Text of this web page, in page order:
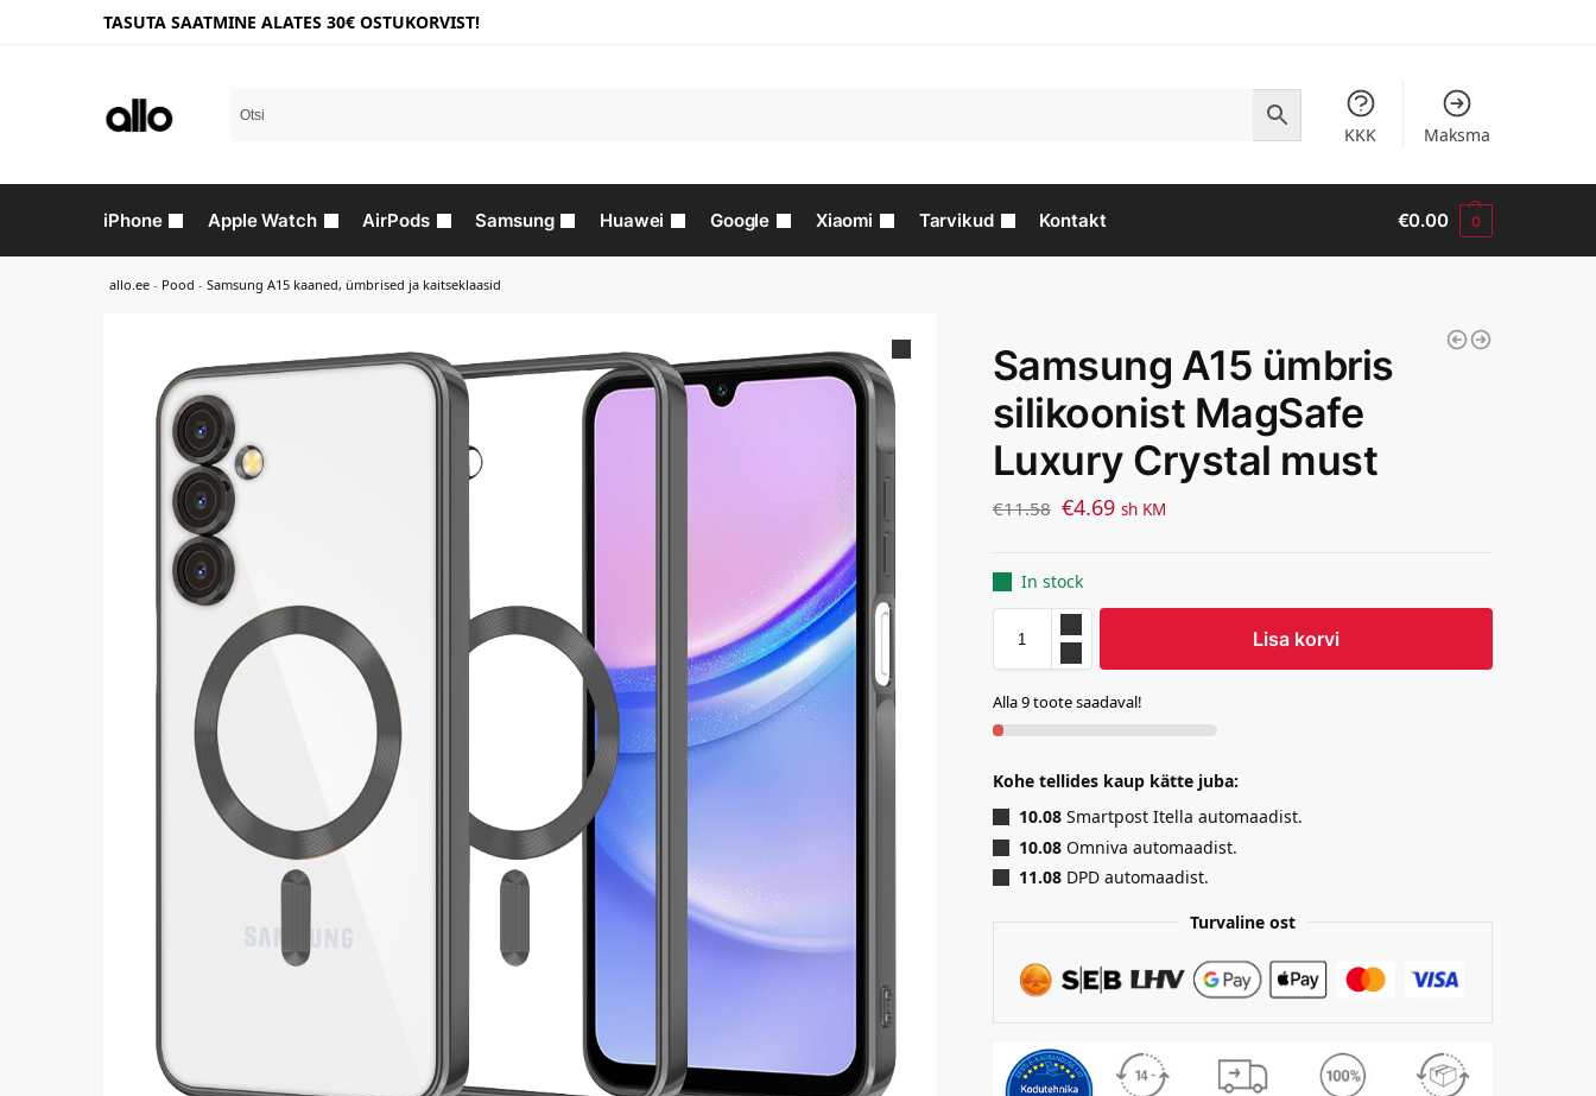
TASUTA SAATMINE ALATES 30€ OSTUKORVIST!
KKK Maksma
iPhone Apple Watch AirPods Samsung Huawei Google Xiaomi Tarvikud Kontakt €0.00 0
allo.ee - Pood -Samsung A15 kaaned, ümbrised ja kaitseklaasid
Samsung A15 ümbris
silikoonist MagSafe
Luxury Crystal must
€11.58 €4.69 sh KM
In stock
Lisa korvi
Alla 9 toote saadaval!
Kohe tellides kaup kätte juba:
10.08Smartpost Itella automaadist.
10.08Omniva automaadist.
11.08DPD automaadist.
Turvaline ost